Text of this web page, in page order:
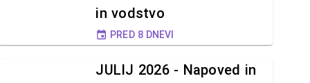
in vodstvo
PRED 8 DNEVI
JULIJ 2026 - Napoved in